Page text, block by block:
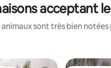
acceptant
sont très bien